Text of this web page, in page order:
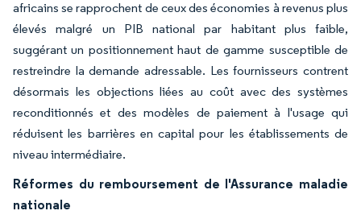
africains se rapprochent de ceux des économies à revenus plus
élevés malgré un PIB national par habitant plus faible,
suggérant un positionnement haut de gamme susceptible de
restreindre la demande adressable. Les fournisseurs contrent
désormais les objections liées au coût avec des systèmes
reconditionnés et des modèles de paiement à l'usage qui
réduisent les barrières en capital pour les établissements de
niveau intermédiaire.
Réformes du remboursement de l'Assurance maladie
nationale